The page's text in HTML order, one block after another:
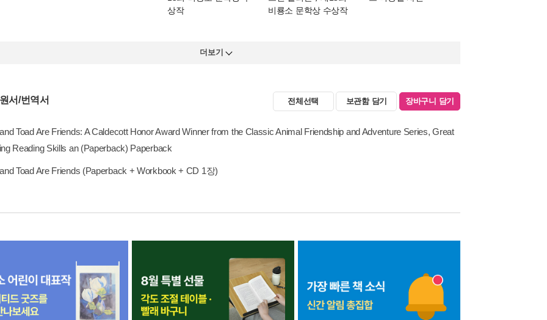
상작
비룡소 문학상 수상작
더보기
서/번역서 전체선택 보관함 담기 장바구니 담기
Toad Are Friends: A Caldecott Honor Award Winner from the Classic Animal Friendship and Adventure Series, Great
Reading Skills an (Paperback) Paperback
Toad Are Friends (Paperback + Workbook + CD 1장)